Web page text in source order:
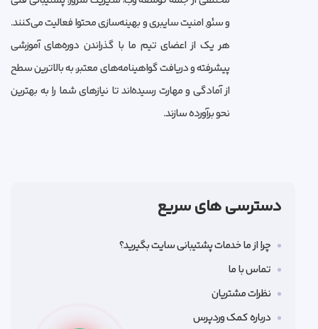
و سئو, امنیت سایبری و بهینه‌سازی محتوا فعالیت می‌کنند.
هر یک از اعضای تیم ما با گذراندن دوره‌های آموزشی
پیشرفته و دریافت گواهینامه‌های معتبر، به بالاترین سطح
از آمادگی و مهارت رسیده‌اند تا نیازهای شما را به بهترین
نحو برآورده سازند.
دسترسی های سریع
چرا از ما خدمات پشتیبانی سایت بگیرید؟
تماس با ما
نظرات مشتریان
درباره کمک وردپرس